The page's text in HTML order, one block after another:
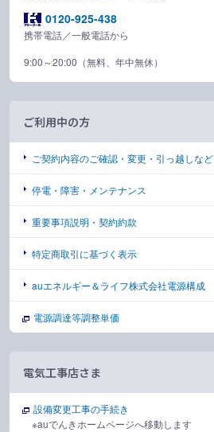
0120-925-438
携帯電話／一般電話から
9:00～20:00（無料、年中無休）
ご利用中の方
ご契約内容のご確認・変更・引っ越しなど
停電・障害・メンテナンス
重要事項説明・契約約款
特定商取引に基づく表示
auエネルギー＆ライフ株式会社電源構成
電源調達等調整単価
電気工事店さま
設備変更工事の手続き
※auでんきホームページへ移動します